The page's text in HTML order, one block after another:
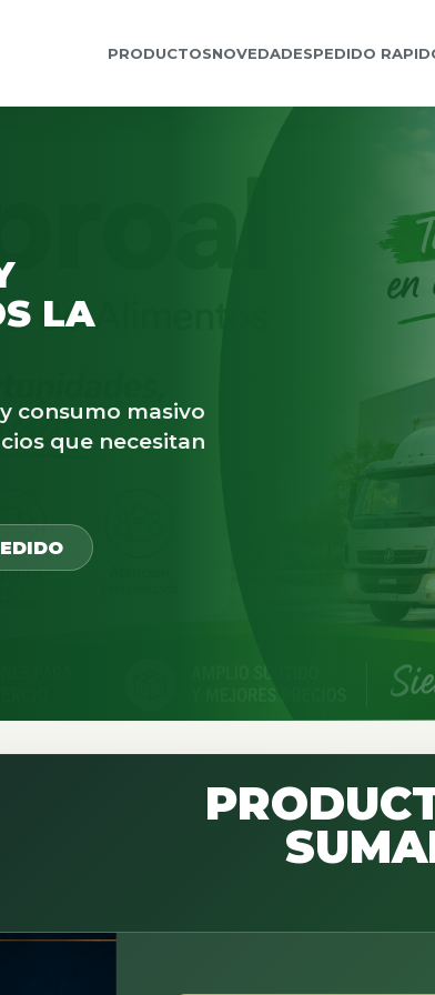
PRODUCTOSNOVEDADESPEDIDO
LA
consumo masivo
que necesitan